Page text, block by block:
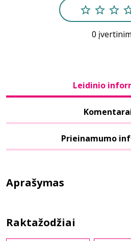
0
Leidinio
Prieinamumo
Aprašymas
Raktažodžiai